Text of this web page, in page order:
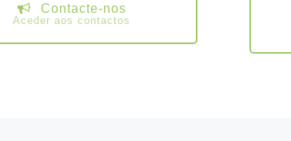
Contacte-nos
Aceder aos contactos